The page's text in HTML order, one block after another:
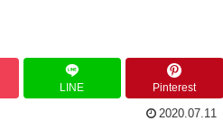
LINE Pinterest
2020.07.11